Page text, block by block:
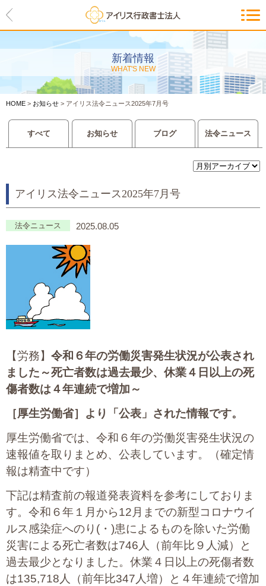
新着情報
WHAT'S NEW
HOME > お知らせ > アイリス法令ニュース2025年7月号
すべて お知らせ ブログ 法令ニュース
アイリス法令ニュース2025年7月号
法令ニュース 2025.08.05
【労務】 令和６年の労働災害発生状況が公表され
ました～死亡者数は過去最少、休業４日以上の死
傷者数は４年連続で増加～
［厚生労働省］より「公表」された情報です。
厚生労働省では、令和６年の労働災害発生状況の
速報値を取りまとめ、公表しています。（確定情
報は精査中です）
下記は精査前の報道発表資料を参考にしておりま
す。令和６年１月から12月までの新型コロナウイ
ルス感染症へのり(・)患によるものを除いた労働
災害による死亡者数は746人（前年比９人減）と
過去最少となりました。休業４日以上の死傷者数
は135,718人（前年比347人増）と４年連続で増加
HOME
アイリスの紹介
代表ご挨拶・経営理念・アイリス
のお約束
会社概要・アクセスマップ
サービス一覧
入管等外国人各種手続き
建設業許可申請
実績一覧
採用情報・パートナー募集
お問い合わせ
プライバシーポリシー